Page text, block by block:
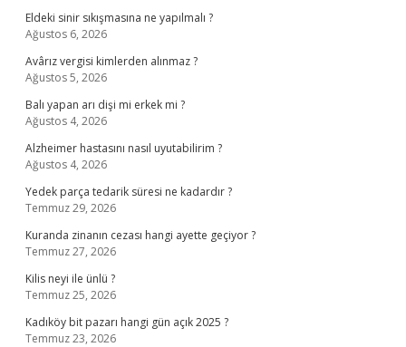
Eldeki sinir sıkışmasına ne yapılmalı ?
Ağustos 6, 2026
Avârız vergisi kimlerden alınmaz ?
Ağustos 5, 2026
Balı yapan arı dişi mi erkek mi ?
Ağustos 4, 2026
Alzheimer hastasını nasıl uyutabilirim ?
Ağustos 4, 2026
Yedek parça tedarik süresi ne kadardır ?
Temmuz 29, 2026
Kuranda zinanın cezası hangi ayette geçiyor ?
Temmuz 27, 2026
Kilis neyi ile ünlü ?
Temmuz 25, 2026
Kadıköy bit pazarı hangi gün açık 2025 ?
Temmuz 23, 2026